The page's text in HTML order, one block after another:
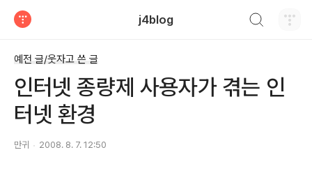
j4blog
예전 글/웃자고 쓴 글
인터넷 종량제 사용자가 겪는 인
터넷 환경
만귀 2008. 8. 7. 12:50